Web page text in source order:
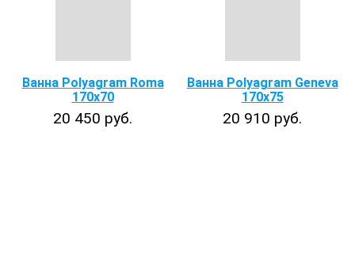
Ванна Polyagram Roma
170x70
20 450 руб.
Ванна Polyagram Geneva
170x75
20 910 руб.